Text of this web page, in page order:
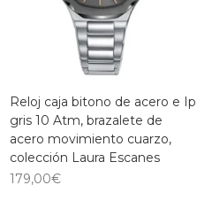
Reloj caja bitono de acero e Ip
gris 10 Atm, brazalete de
acero movimiento cuarzo,
colección Laura Escanes
179,00€